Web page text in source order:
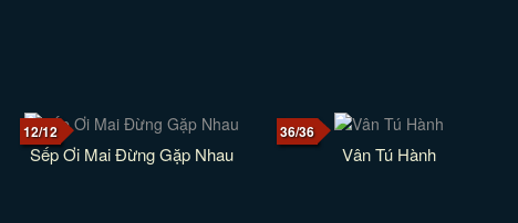
12/12
Sếp Ơi Mai Đừng Gặp Nhau
36/36
Vân Tú Hành